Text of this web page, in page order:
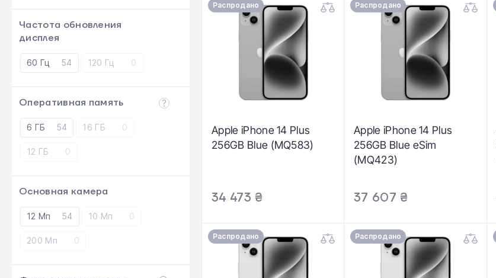
Частота обновления
дисплея
60 Гц 54 120 Гц 0
Оперативная память
6 ГБ 54 16 ГБ 0
12 ГБ 0
Основная камера
12 Мп 54 10 Мп 0
200 Мп 0
Распродано
Apple iPhone 14 Plus
256GB Blue (MQ583)
34 473 ₴
Распродано
Apple iPhone 14 Plus
256GB Blue eSim
(MQ423)
37 607 ₴
Распродано Распродано